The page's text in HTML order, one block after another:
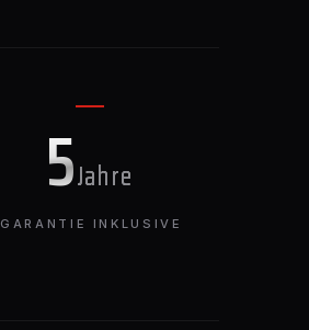
5Jahre
GARANTIE INKLUSIVE